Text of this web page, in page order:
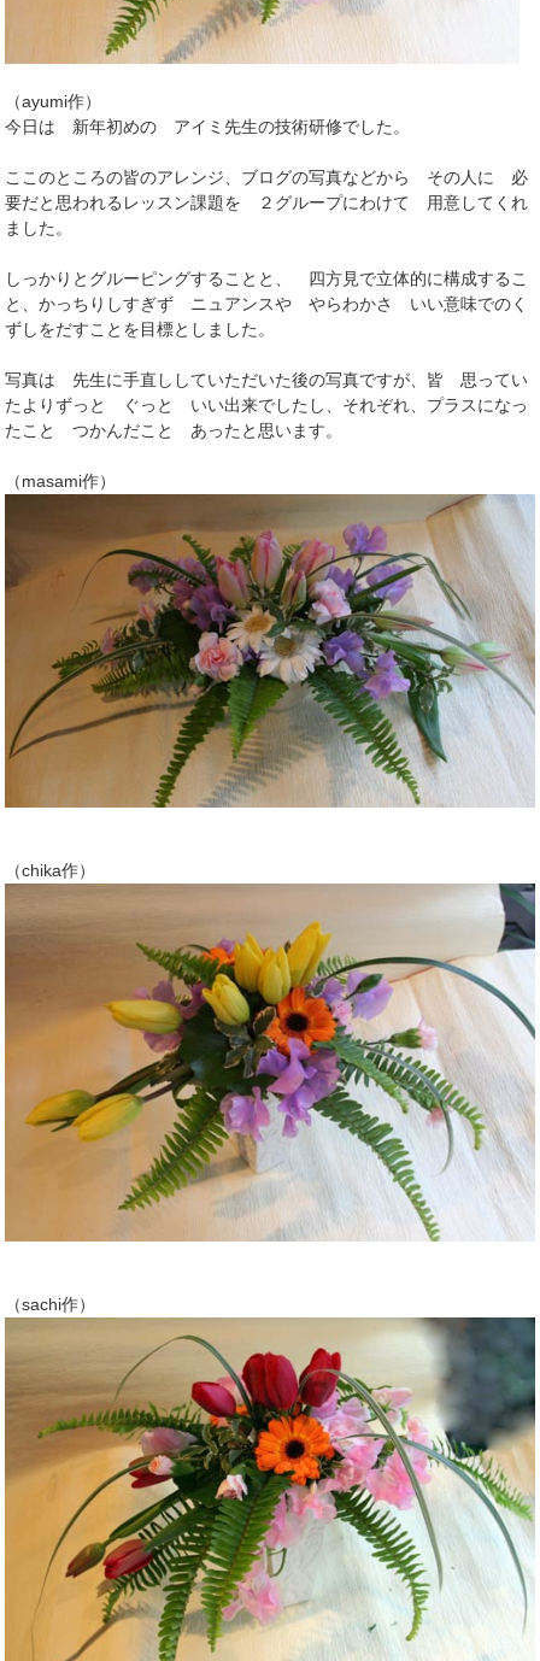
（ayumi作）
今日は 新年初めの アイミ先生の技術研修でした。
ここのところの皆のアレンジ、ブログの写真などから その人に 必
要だと思われるレッスン課題を ２グループにわけて 用意してくれ
ました。
しっかりとグルーピングすることと、 四方見で立体的に構成するこ
と、かっちりしすぎず ニュアンスや やらわかさ いい意味でのく
ずしをだすことを目標としました。
写真は 先生に手直ししていただいた後の写真ですが、皆 思ってい
たよりずっと ぐっと いい出来でしたし、それぞれ、プラスになっ
たこと つかんだこと あったと思います。
（masami作）
（chika作）
（sachi作）